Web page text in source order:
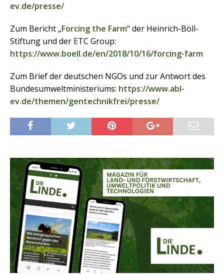
ev.de/presse/
Zum Bericht „Forcing the Farm“ der Heinrich-Böll-
Stiftung und der ETC Group:
https://www.boell.de/en/2018/10/16/forcing-farm
Zum Brief der deutschen NGOs und zur Antwort des
Bundesumweltministeriums: https://www.abl-
ev.de/themen/gentechnikfrei/presse/